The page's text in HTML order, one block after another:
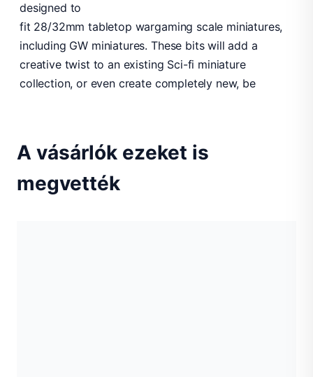
designed to
fit 28/32mm tabletop wargaming scale miniatures,
including GW miniatures. These bits will add a
creative twist to an existing Sci-fi miniature
collection, or even create completely new, be
A vásárlók ezeket is
megvették